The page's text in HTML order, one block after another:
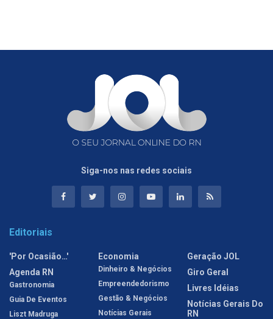
Siga-nos nas redes sociais
Editoriais
'Por Ocasião…'
Agenda RN
Gastronomia
Guia De Eventos
Liszt Madruga
Economia
Dinheiro & Negócios
Empreendedorismo
Gestão & Negócios
Notícias Gerais
Geração JOL
Giro Geral
Livres Idéias
Notícias Gerais Do
RN